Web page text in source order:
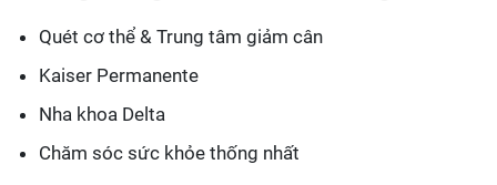
Quét cơ thể & Trung tâm giảm cân
Kaiser Permanente
Nha khoa Delta
Chăm sóc sức khỏe thống nhất